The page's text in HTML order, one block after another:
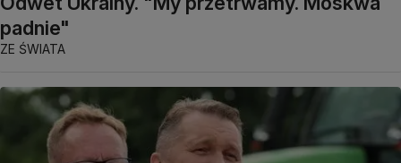
padnie"
ZE ŚWIATA